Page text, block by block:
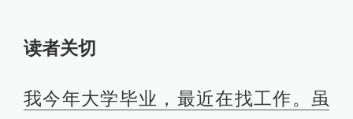
读者关切
我今年大学毕业，最近在找工作。虽